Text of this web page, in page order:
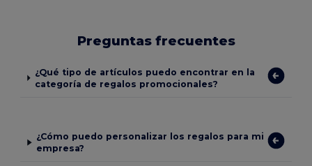
Preguntas frecuentes
¿Qué tipo de artículos puedo encontrar en la
categoría de regalos promocionales?
¿Cómo puedo personalizar los regalos para mi
empresa?